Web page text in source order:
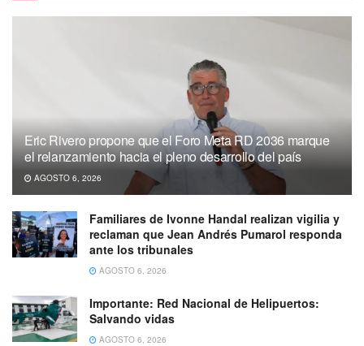
Eric Rivero propone que el Foro Meta RD 2036 marque
el relanzamiento hacia el pleno desarrollo del país
AGOSTO 6, 2026
Familiares de Ivonne Handal realizan vigilia y
reclaman que Jean Andrés Pumarol responda
ante los tribunales
AGOSTO 6, 2026
Importante: Red Nacional de Helipuertos:
Salvando vidas
AGOSTO 6, 2026